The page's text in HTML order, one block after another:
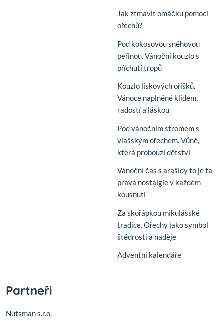
Jak ztmavit omáčku pomocí
ořechů?
Pod kokosovou sněhovou
peřinou. Vánoční kouzlo s
příchutí tropů
Kouzlo lískových oříšků.
Vánoce naplněné klidem,
radostí a láskou
Pod vánočním stromem s
vlašským ořechem. Vůně,
která probouzí dětství
Vánoční čas s arašídy to je ta
pravá nostalgie v každém
kousnutí
Za skořápkou mikulášské
tradice. Ořechy jako symbol
štědrosti a naděje
Adventní kalendáře
Partneři
Nutsman s.r.o.